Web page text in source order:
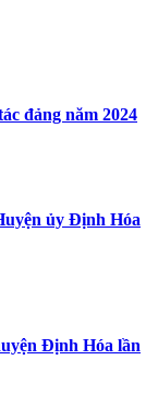
đảng năm 2024
ủy Định Hóa
Định Hóa lần